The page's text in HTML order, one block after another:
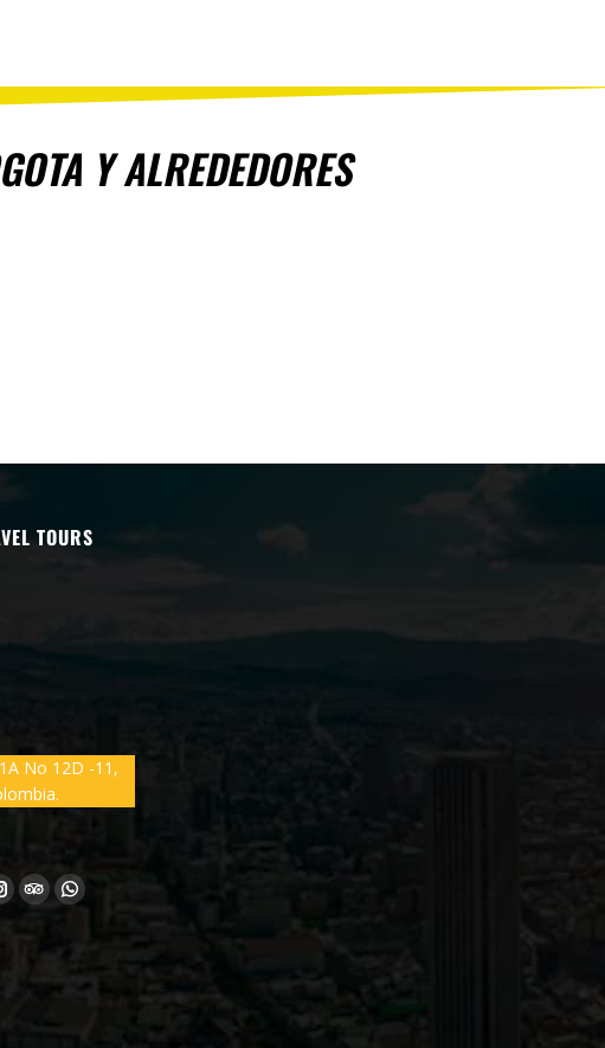
Y ALREDEDORES
TOURS
No 12D -11,